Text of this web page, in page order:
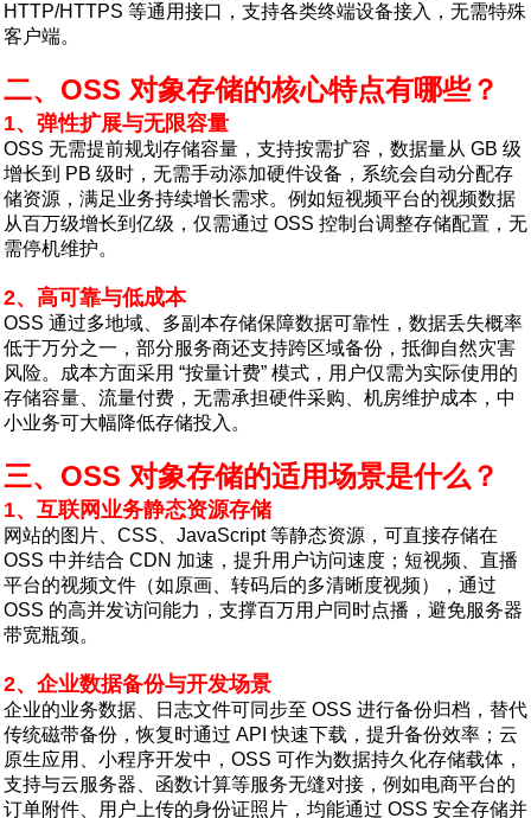
HTTP/HTTPS 等通用接口，支持各类终端设备接入，无需特殊
客户端。
二、OSS 对象存储的核心特点有哪些？
1、弹性扩展与无限容量
OSS 无需提前规划存储容量，支持按需扩容，数据量从 GB 级
增长到 PB 级时，无需手动添加硬件设备，系统会自动分配存
储资源，满足业务持续增长需求。例如短视频平台的视频数据
从百万级增长到亿级，仅需通过 OSS 控制台调整存储配置，无
需停机维护。
2、高可靠与低成本
OSS 通过多地域、多副本存储保障数据可靠性，数据丢失概率
低于万分之一，部分服务商还支持跨区域备份，抵御自然灾害
风险。成本方面采用 “按量计费” 模式，用户仅需为实际使用的
存储容量、流量付费，无需承担硬件采购、机房维护成本，中
小业务可大幅降低存储投入。
三、OSS 对象存储的适用场景是什么？
1、互联网业务静态资源存储
网站的图片、CSS、JavaScript 等静态资源，可直接存储在
OSS 中并结合 CDN 加速，提升用户访问速度；短视频、直播
平台的视频文件（如原画、转码后的多清晰度视频），通过
OSS 的高并发访问能力，支撑百万用户同时点播，避免服务器
带宽瓶颈。
2、企业数据备份与开发场景
企业的业务数据、日志文件可同步至 OSS 进行备份归档，替代
传统磁带备份，恢复时通过 API 快速下载，提升备份效率；云
原生应用、小程序开发中，OSS 可作为数据持久化存储载体，
支持与云服务器、函数计算等服务无缝对接，例如电商平台的
订单附件、用户上传的身份证照片，均能通过 OSS 安全存储并